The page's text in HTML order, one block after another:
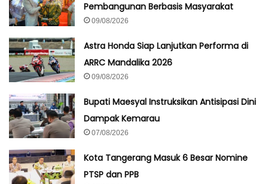
Pembangunan Berbasis Masyarakat
09/08/2026
Astra Honda Siap Lanjutkan Performa di
ARRC Mandalika 2026
09/08/2026
Bupati Maesyal Instruksikan Antisipasi Dini
Dampak Kemarau
07/08/2026
Kota Tangerang Masuk 6 Besar Nomine
PTSP dan PPB